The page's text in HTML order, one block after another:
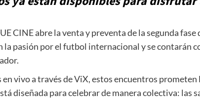
CINE abre la venta y preventa de la segunda
la pasión por el futbol internacional y se contarán
vivo a través de ViX, estos encuentros
diseñada para celebrar de manera colectiva: